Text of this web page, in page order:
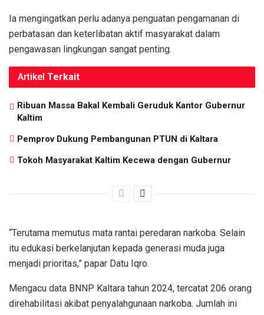
Ia mengingatkan perlu adanya penguatan pengamanan di
perbatasan dan keterlibatan aktif masyarakat dalam
pengawasan lingkungan sangat penting.
Artikel Terkait
Ribuan Massa Bakal Kembali Geruduk Kantor Gubernur
Kaltim
Pemprov Dukung Pembangunan PTUN di Kaltara
Tokoh Masyarakat Kaltim Kecewa dengan Gubernur
“Terutama memutus mata rantai peredaran narkoba. Selain
itu edukasi berkelanjutan kepada generasi muda juga
menjadi prioritas,” papar Datu Iqro.
Mengacu data BNNP Kaltara tahun 2024, tercatat 206 orang
direhabilitasi akibat penyalahgunaan narkoba. Jumlah ini